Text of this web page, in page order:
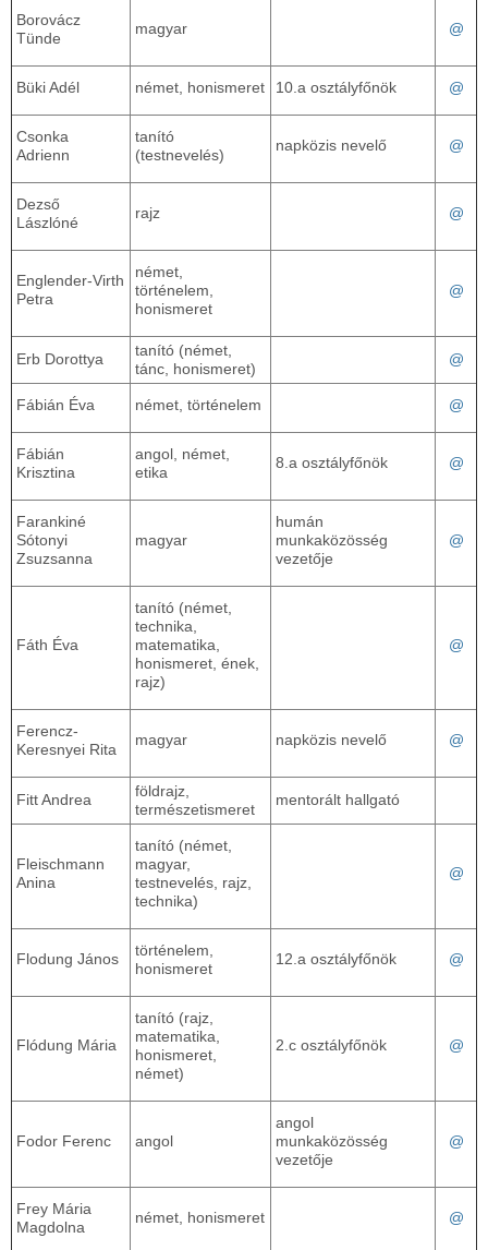
Borovácz
Tünde
magyar @
Büki Adél német, honismeret 10.a osztályfőnök @
Csonka
Adrienn
tanító
(testnevelés)
napközis nevelő @
Dezső
Lászlóné
rajz @
Englender-Virth
Petra
német,
történelem,
honismeret
@
Erb Dorottya
tanító (német,
tánc, honismeret)
@
Fábián Éva német, történelem @
Fábián
Krisztina
angol, német,
etika
8.a osztályfőnök @
Farankiné
Sótonyi
Zsuzsanna
magyar
humán
munkaközösség
vezetője
@
Fáth Éva
tanító (német,
technika,
matematika,
honismeret, ének,
rajz)
@
Ferencz-
Keresnyei Rita
magyar napközis nevelő @
Fitt Andrea
földrajz,
természetismeret
mentorált hallgató
Fleischmann
Anina
tanító (német,
magyar,
testnevelés, rajz,
technika)
@
Flodung János
történelem,
honismeret
12.a osztályfőnök @
Flódung Mária
tanító (rajz,
matematika,
honismeret,
német)
2.c osztályfőnök @
Fodor Ferenc angol
angol
munkaközösség
vezetője
@
Frey Mária
Magdolna
német, honismeret @